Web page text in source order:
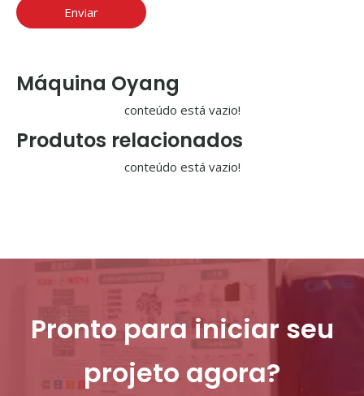
Enviar
Máquina Oyang
conteúdo está vazio!
Produtos relacionados
conteúdo está vazio!
Pronto para iniciar seu
projeto agora?